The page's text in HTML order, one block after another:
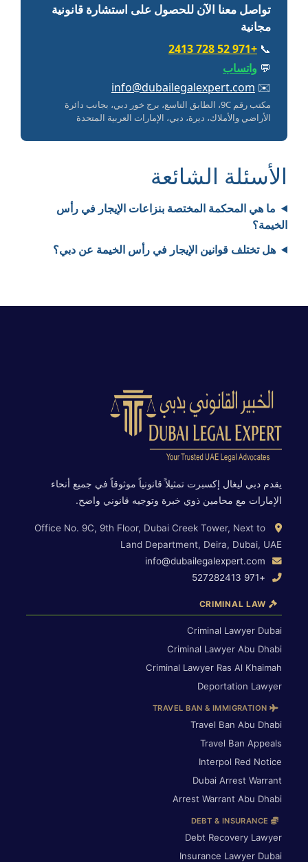
تواصل معنا الآن للحصول على استشارة قانونية
مجانية
📞
+971 52 728 2413
💬 واتساب
✉️
info@dubailegalexpert.com
مكتب رقم 9C، الطابق التاسع، برج خور دبي، بجانب دائرة
الأراضي والأملاك، ديرة، دبي، الإمارات العربية المتحدة
الأسئلة الشائعة
ما هي المحكمة المختصة بنزاعات الإيجار في رأس
الخيمة؟
هل تختلف قوانين الإيجار في رأس الخيمة عن دبي؟
يقدم دبي ليغال إكسبرت تمثيلاً قانونياً موثوقاً في جميع أنحاء
الإمارات مع محامين ذوي خبرة وتوجيه قانوني واضح.
Office No. 9C, 9th Floor, Dubai Creek Tower, Next to
Land Department, Deira, Dubai, UAE
info@dubailegalexpert.com
+971 527282413
Criminal Lawyer Dubai
Criminal Lawyer Abu Dhabi
Criminal Lawyer Ras Al Khaimah
Deportation Lawyer
TRAVEL BAN & IMMIGRATION
Travel Ban Abu Dhabi
Travel Ban Appeals
Interpol Red Notice
Dubai Arrest Warrant
Arrest Warrant Abu Dhabi
DEBT & INSURANCE
Debt Recovery Lawyer
Insurance Lawyer Dubai